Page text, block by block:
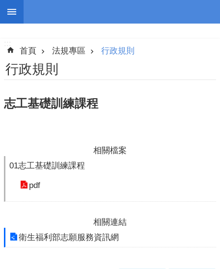
跳到主要內容區塊
搜
認
志
隊
欄
:::
首頁 法規專區 行政規則
行政規則
志工基礎訓練課程
相關檔案
01志工基礎訓練課程
pdf
相關連結
衛生福利部志願服務資訊網